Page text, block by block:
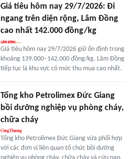
Giá tiêu hôm nay 29/7/2026: Đi
ngang trên diện rộng, Lâm Đồng
cao nhất 142.000 đồng/kg
Giá tiêu hôm nay 29/7/2026 giữ ổn định trong
khoảng 139.000–142.000 đồng/kg. Lâm Đồng
tiếp tục là khu vực có mức thu mua cao nhất.
Tổng kho Petrolimex Đức Giang
bồi dưỡng nghiệp vụ phòng cháy,
chữa cháy
Tổng kho Petrolimex Đức Giang vừa phối hợp
với các đơn vị liên quan tổ chức bồi dưỡng